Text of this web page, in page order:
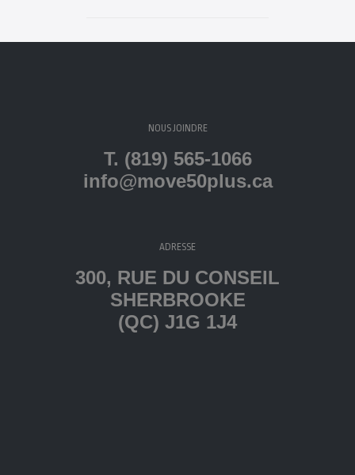
NOUS JOINDRE
T. (819) 565-1066
info@move50plus.ca
ADRESSE
300, RUE DU CONSEIL
SHERBROOKE
(QC) J1G 1J4